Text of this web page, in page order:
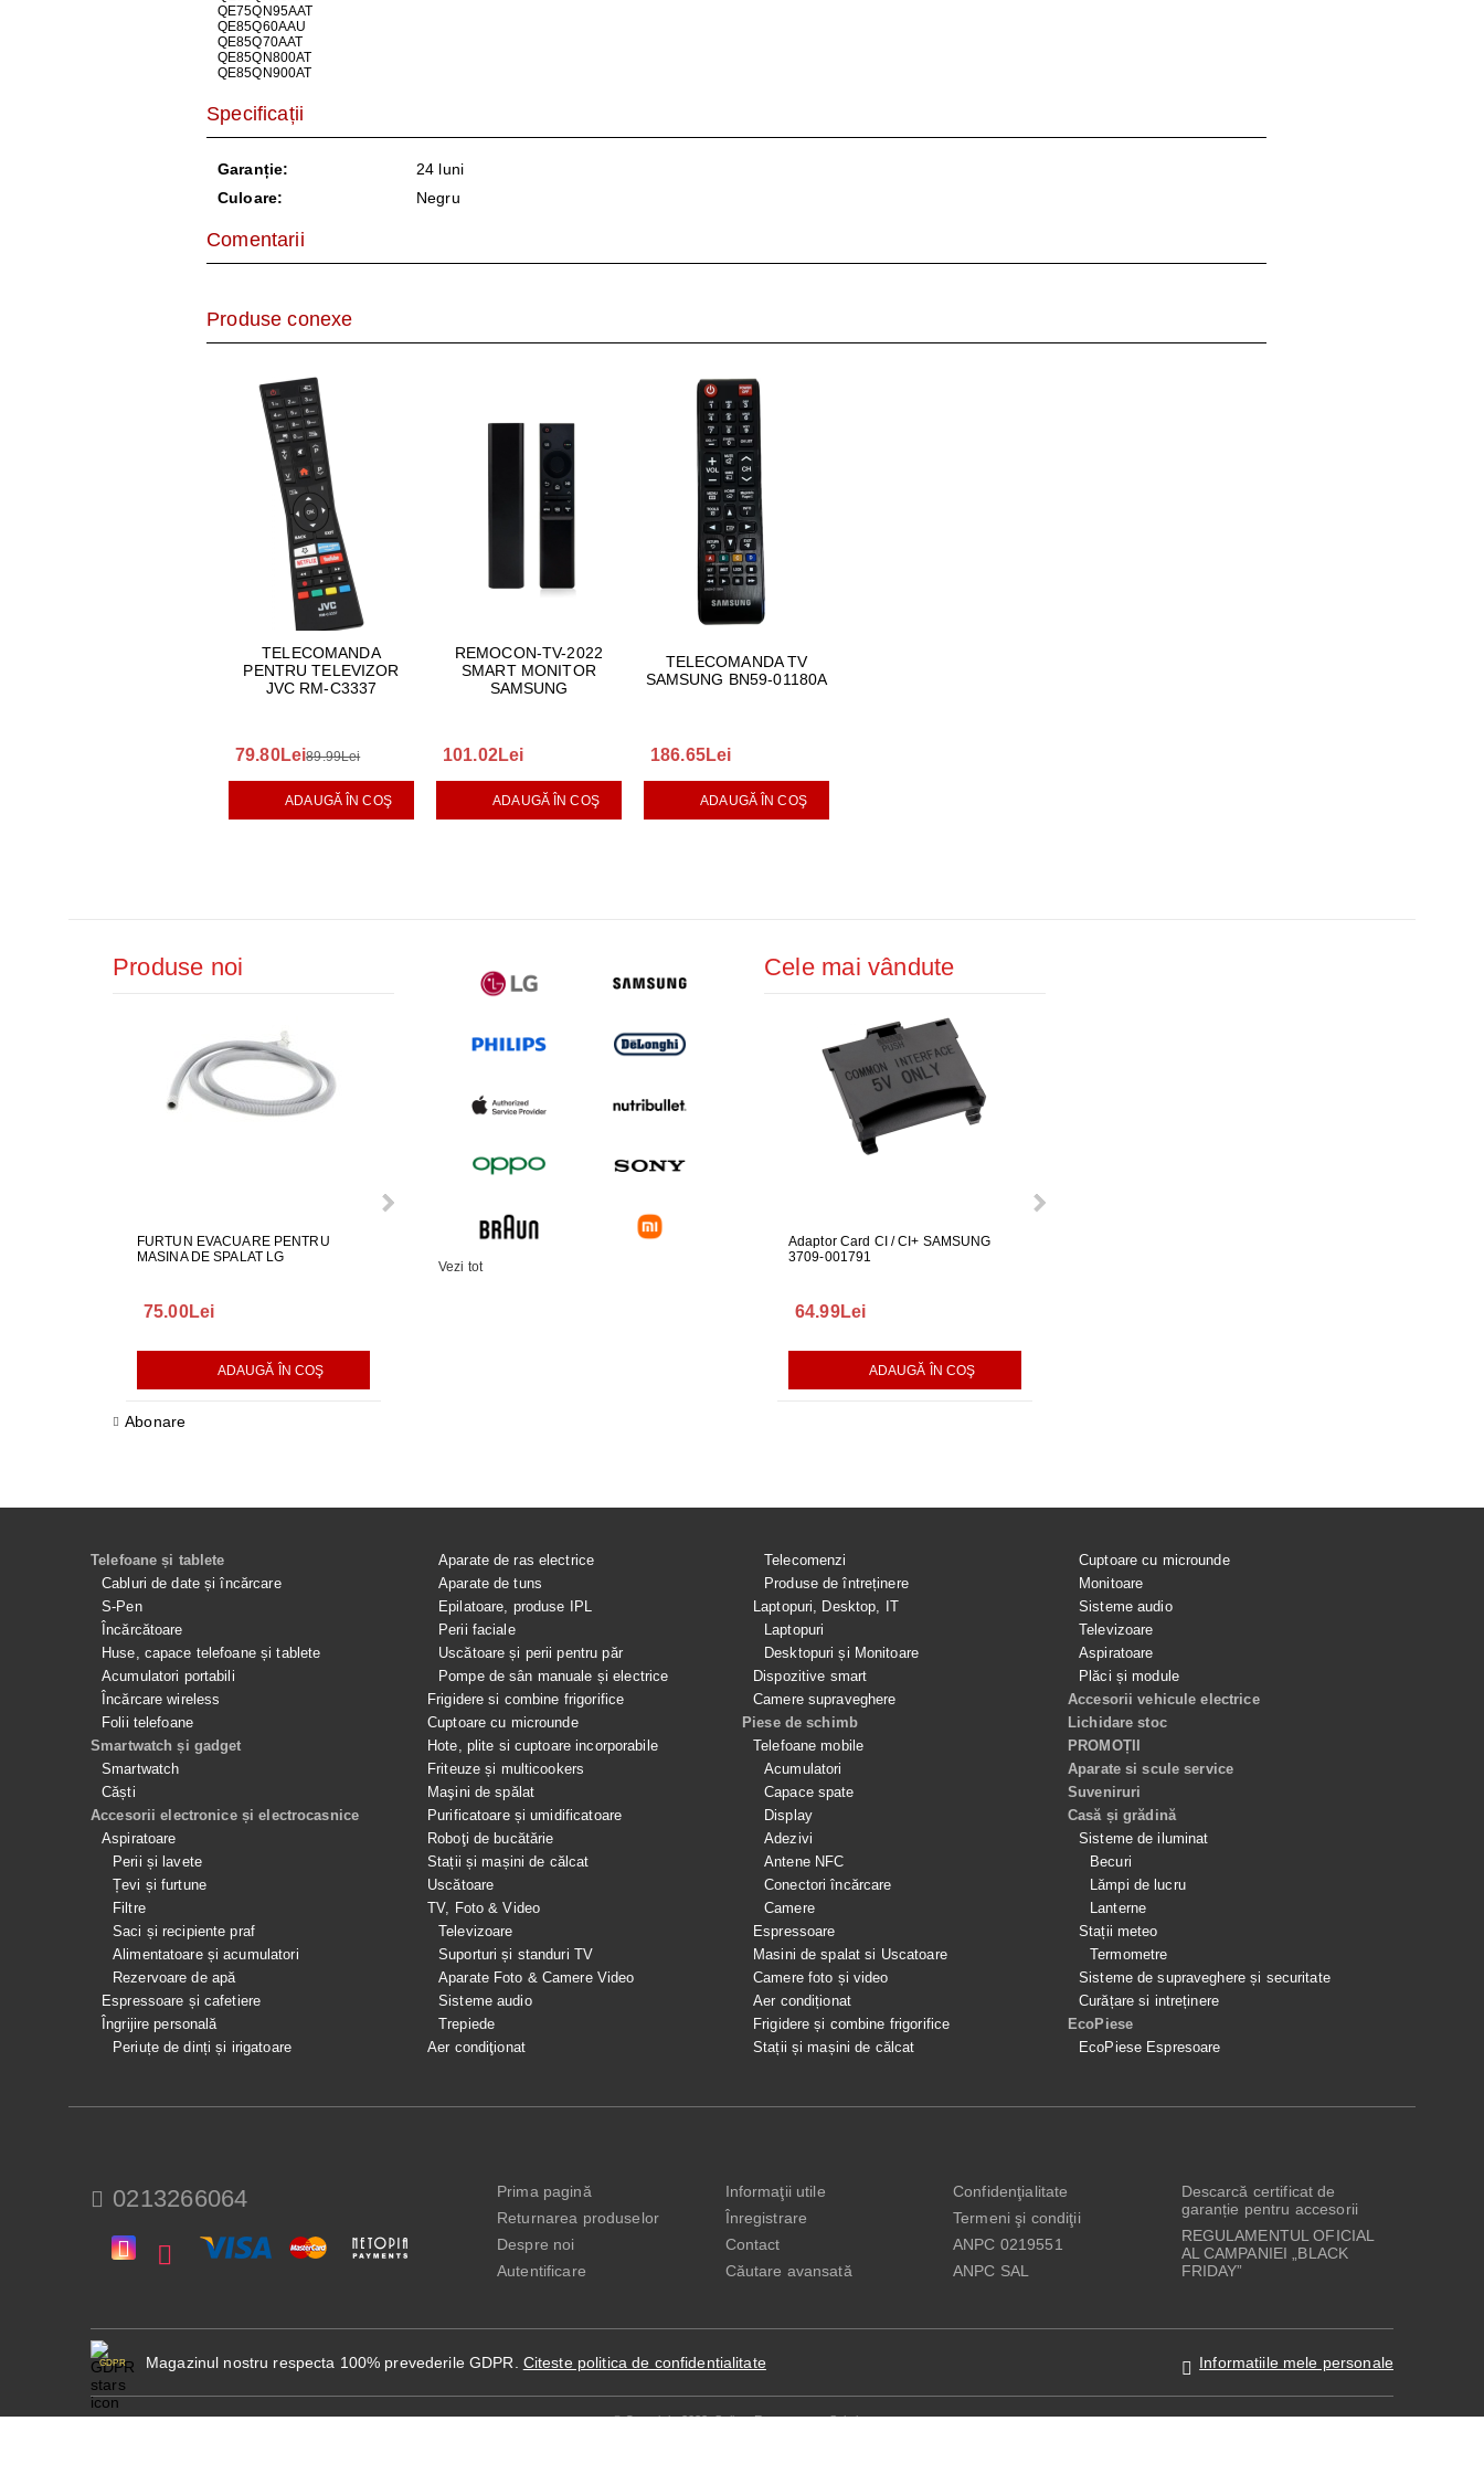
QE75QN95AAT
QE85Q60AAU
QE85Q70AAT
QE85QN800AT
QE85QN900AT
Specificații
Garanție:
24 luni
Culoare:
Negru
Comentarii
Produse conexe
TELECOMANDA
PENTRU TELEVIZOR
JVC RM-C3337
79.80Lei89.99Lei
ADAUGĂ ÎN COŞ
REMOCON-TV-2022
SMART MONITOR
SAMSUNG
101.02Lei
ADAUGĂ ÎN COŞ
TELECOMANDA TV
SAMSUNG BN59-01180A
186.65Lei
ADAUGĂ ÎN COŞ
Produse noi
FURTUN EVACUARE PENTRU
MASINA DE SPALAT LG
75.00Lei
ADAUGĂ ÎN COŞ
GARNITURA HUBLOU MASINA DE
GARNITURA HUBLOU MASINA DE
DUZA PICURATOR CP0446/01
Abonare
Vezi tot
Cele mai vândute
Adaptor Card CI / CI+ SAMSUNG
3709-001791
64.99Lei
ADAUGĂ ÎN COŞ
Telefoane și tablete
Cabluri de date și încărcare
S-Pen
Încărcătoare
Huse, capace telefoane și tablete
Acumulatori portabili
Încărcare wireless
Folii telefoane
Smartwatch și gadget
Smartwatch
Căști
Accesorii electronice și electrocasnice
Aspiratoare
Perii și lavete
Țevi și furtune
Filtre
Saci și recipiente praf
Alimentatoare și acumulatori
Rezervoare de apă
Espressoare și cafetiere
Îngrijire personală
Periuțe de dinți și irigatoare
Aparate de ras electrice
Aparate de tuns
Epilatoare, produse IPL
Perii faciale
Uscătoare și perii pentru păr
Pompe de sân manuale și electrice
Frigidere si combine frigorifice
Cuptoare cu microunde
Hote, plite si cuptoare incorporabile
Friteuze și multicookers
Maşini de spălat
Purificatoare și umidificatoare
Roboţi de bucătărie
Stații și mașini de călcat
Uscătoare
TV, Foto & Video
Televizoare
Suporturi și standuri TV
Aparate Foto & Camere Video
Sisteme audio
Trepiede
Aer condiţionat
Telecomenzi
Produse de întreținere
Laptopuri, Desktop, IT
Laptopuri
Desktopuri și Monitoare
Dispozitive smart
Camere supraveghere
Piese de schimb
Telefoane mobile
Acumulatori
Capace spate
Display
Adezivi
Antene NFC
Conectori încărcare
Camere
Espressoare
Masini de spalat si Uscatoare
Camere foto și video
Aer condiționat
Frigidere și combine frigorifice
Stații și mașini de călcat
Cuptoare cu microunde
Monitoare
Sisteme audio
Televizoare
Aspiratoare
Plăci și module
Accesorii vehicule electrice
Lichidare stoc
PROMOȚII
Aparate si scule service
Suveniruri
Casă și grădină
Sisteme de iluminat
Becuri
Lămpi de lucru
Lanterne
Stații meteo
Termometre
Sisteme de supraveghere și securitate
Curățare si intreținere
EcoPiese
EcoPiese Espresoare
0213266064
Prima pagină
Returnarea produselor
Despre noi
Autentificare
Informaţii utile
Înregistrare
Contact
Căutare avansată
Confidenţialitate
Termeni şi condiţii
ANPC 0219551
ANPC SAL
Descarcă certificat de
garanție pentru accesorii
REGULAMENTUL OFICIAL
AL CAMPANIEI „BLACK
FRIDAY”
GDPR Magazinul nostru respecta 100% prevederile GDPR. Citeste politica de confidentialitate Informatiile mele personale
© Copyright 2022. Seliton E-commerce Solution